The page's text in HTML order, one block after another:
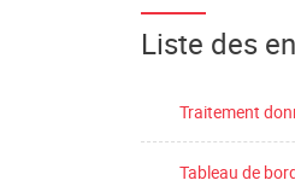
Liste des
Traitement
Tableau de